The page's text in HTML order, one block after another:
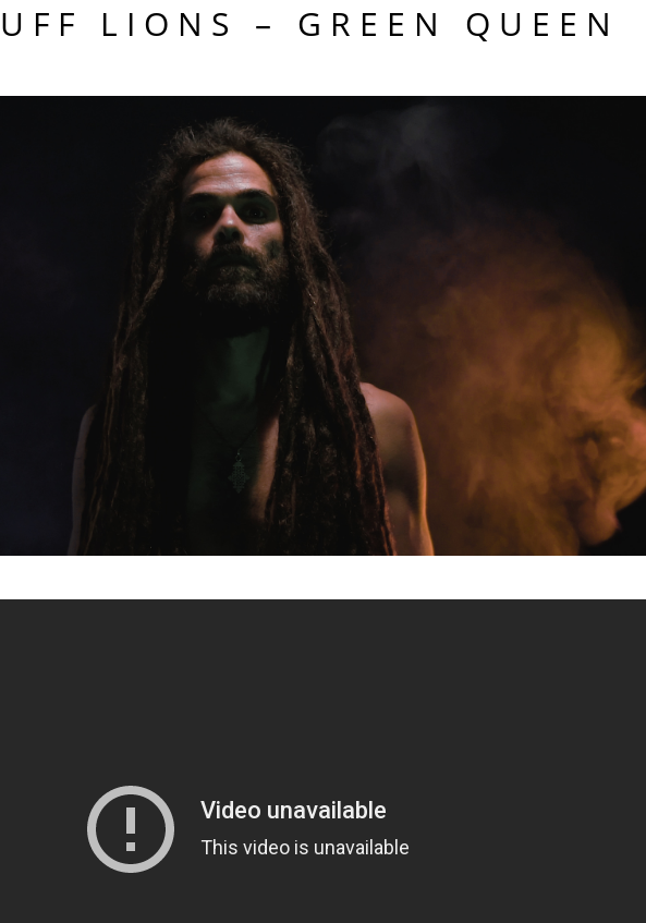
LIONS – GREEN QUEEN